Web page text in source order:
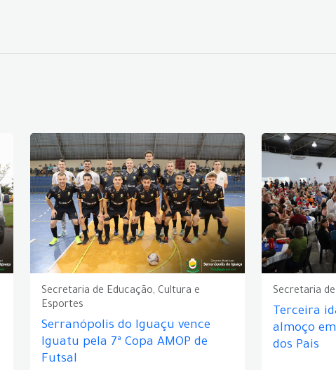
Secretaria de Educação, Cultura e
Esportes
Serranópolis do Iguaçu vence
Iguatu pela 7ª Copa AMOP de
Futsal
Secretaria
Terceira
almoço
dos Pais